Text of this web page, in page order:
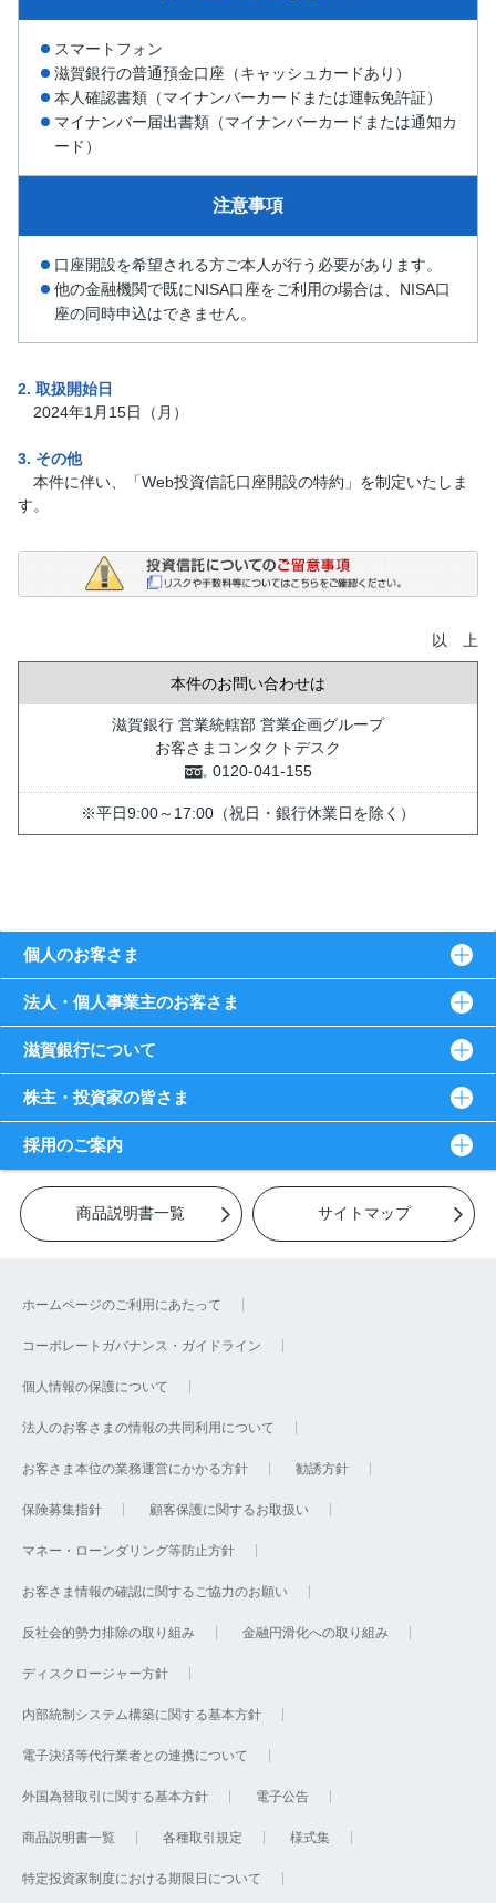
スマートフォン
滋賀銀行の普通預金口座（キャッシュカードあり）
本人確認書類（マイナンバーカードまたは運転免許証）
マイナンバー届出書類（マイナンバーカードまたは通知カ
ード）
注意事項
口座開設を希望される方ご本人が行う必要があります。
他の金融機関で既にNISA口座をご利用の場合は、NISA口
座の同時申込はできません。
2. 取扱開始日
2024年1月15日（月）
3. その他
本件に伴い、「Web投資信託口座開設の特約」を制定いたしま
す。
以 上
本件のお問い合わせは
滋賀銀行 営業統轄部 営業企画グループ
お客さまコンタクトデスク
0120-041-155
※平日9:00～17:00（祝日・銀行休業日を除く）
個人のお客さま
法人・個人事業主のお客さま
滋賀銀行について
株主・投資家の皆さま
採用のご案内
商品説明書一覧 サイトマップ
ホームページのご利用にあたって
コーポレートガバナンス・ガイドライン
個人情報の保護について
法人のお客さまの情報の共同利用について
お客さま本位の業務運営にかかる方針 勧誘方針
保険募集指針 顧客保護に関するお取扱い
マネー・ローンダリング等防止方針
お客さま情報の確認に関するご協力のお願い
反社会的勢力排除の取り組み 金融円滑化への取り組み
ディスクロージャー方針
内部統制システム構築に関する基本方針
電子決済等代行業者との連携について
外国為替取引に関する基本方針 電子公告
商品説明書一覧 各種取引規定 様式集
特定投資家制度における期限日について